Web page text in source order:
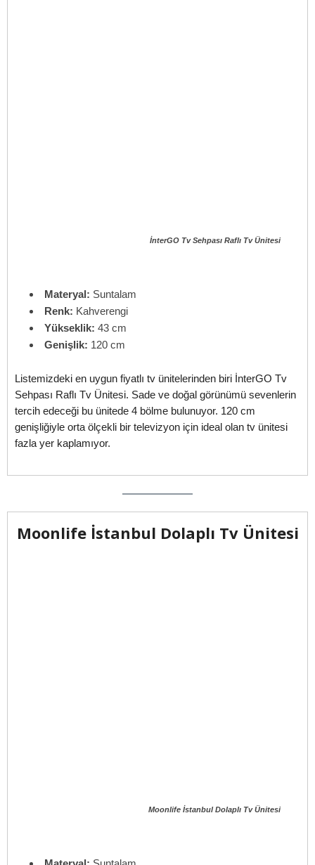
İnterGO Tv Sehpası Raflı Tv Ünitesi
Materyal: Suntalam
Renk: Kahverengi
Yükseklik: 43 cm
Genişlik: 120 cm
Listemizdeki en uygun fiyatlı tv ünitelerinden biri İnterGO Tv
Sehpası Raflı Tv Ünitesi. Sade ve doğal görünümü sevenlerin
tercih edeceği bu ünitede 4 bölme bulunuyor. 120 cm
genişliğiyle orta ölçekli bir televizyon için ideal olan tv ünitesi
fazla yer kaplamıyor.
Moonlife İstanbul Dolaplı Tv Ünitesi
Moonlife İstanbul Dolaplı Tv Ünitesi